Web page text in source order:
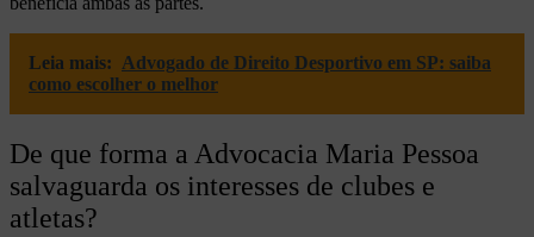
Leia mais: Advogado de Direito Desportivo em SP: saiba
como escolher o melhor
De que forma a Advocacia Maria Pessoa
salvaguarda os interesses de clubes e
atletas?